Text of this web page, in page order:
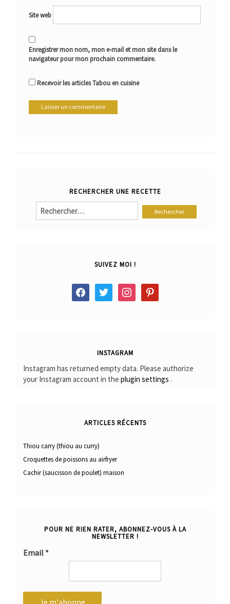
Site web
Enregistrer mon nom, mon e-mail et mon site dans le
navigateur pour mon prochain commentaire.
Recevoir les articles Tabou en cuisine
RECHERCHER UNE RECETTE
Rechercher :
SUIVEZ MOI !
facebook twitter instagram pinterest
INSTAGRAM
Instagram has returned empty data. Please authorize
your Instagram account in the plugin settings .
ARTICLES RÉCENTS
Thiou carry (thiou au curry)
Croquettes de poissons au airfryer
Cachir (saucisson de poulet) maison
POUR NE RIEN RATER, ABONNEZ-VOUS À LA
NEWSLETTER !
Email *